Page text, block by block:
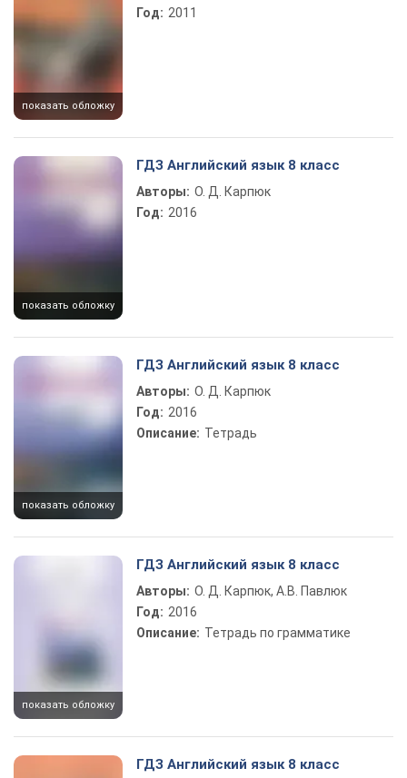
показать обложку
Год: 2011
показать обложку
ГДЗ Английский язык 8 класс
Авторы: О. Д. Карпюк
Год: 2016
показать обложку
ГДЗ Английский язык 8 класс
Авторы: О. Д. Карпюк
Год: 2016
Описание: Тетрадь
показать обложку
ГДЗ Английский язык 8 класс
Авторы: О. Д. Карпюк, А.В. Павлюк
Год: 2016
Описание: Тетрадь по грамматике
ГДЗ Английский язык 8 класс